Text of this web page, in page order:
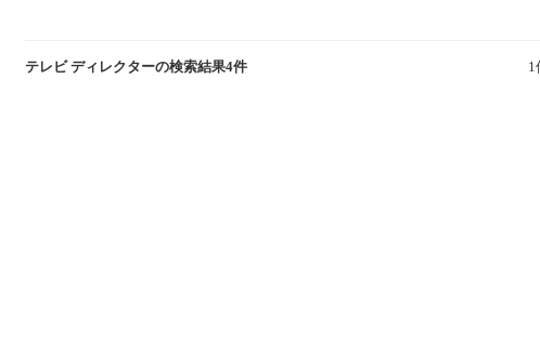
テレビ ディレクターの検索結果4件 1